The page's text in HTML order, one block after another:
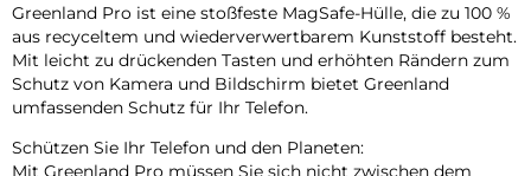
Greenland Pro ist eine stoßfeste MagSafe-Hülle, die zu 100 %
aus recyceltem und wiederverwertbarem Kunststoff besteht.
Mit leicht zu drückenden Tasten und erhöhten Rändern zum
Schutz von Kamera und Bildschirm bietet Greenland
umfassenden Schutz für Ihr Telefon.
Schützen Sie Ihr Telefon und den Planeten:
Mit Greenland Pro müssen Sie sich nicht zwischen dem